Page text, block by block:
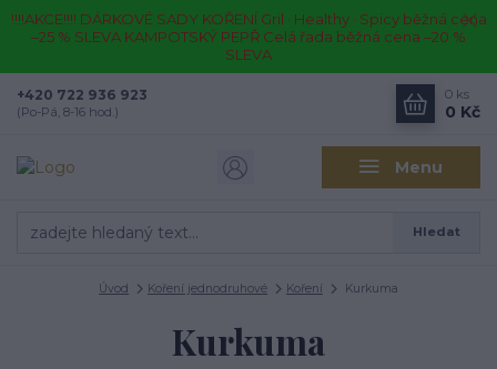
!!!!AKCE!!!! DÁRKOVÉ SADY KOŘENÍ Gril · Healthy · Spicy běžná cena
–25 % SLEVA KAMPOTSKÝ PEPŘ Celá řada běžná cena –20 %
SLEVA
Menu
Hledat
+420 722 936 923
(Po-Pá, 8-16 hod.)
0 ks
0 Kč
Úvod Koření jednodruhové Koření Kurkuma
Kurkuma